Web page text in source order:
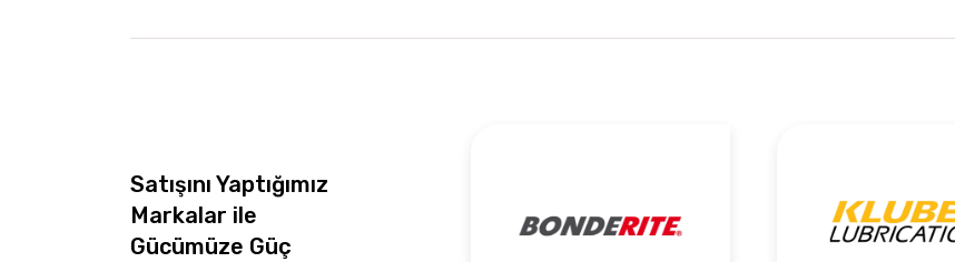
Satışını Yaptığımız
Markalar ile
Gücümüze Güç